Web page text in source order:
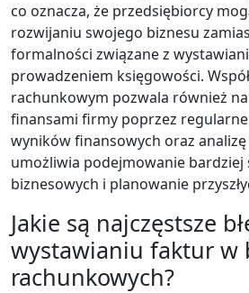
co oznacza, że przedsiębiorcy
rozwijaniu swojego biznesu
formalności związane z
prowadzeniem księgowości.
rachunkowym pozwala również
finansami firmy poprzez
wyników finansowych oraz
umożliwia podejmowanie bardziej
biznesowych i planowanie
Jakie są najczęstsze
wystawianiu faktur w
rachunkowych?